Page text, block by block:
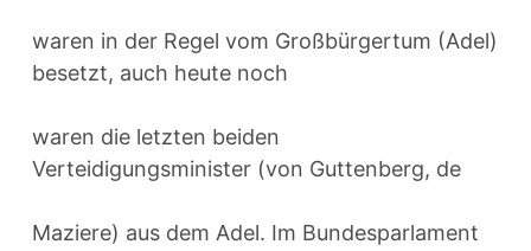
waren in der Regel vom Großbürgertum (Adel)
besetzt, auch heute noch
waren die letzten beiden
Verteidigungsminister (von Guttenberg, de
Maziere) aus dem Adel. Im Bundesparlament